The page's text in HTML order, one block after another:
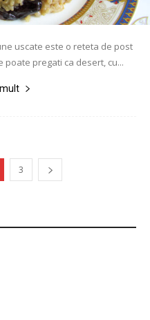
uscate este o reteta de post
pregati ca desert, cu...
3